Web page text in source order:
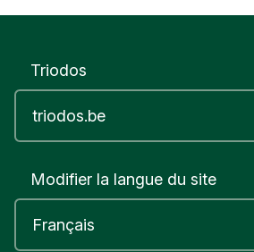
Triodos
Modifier la langue du site